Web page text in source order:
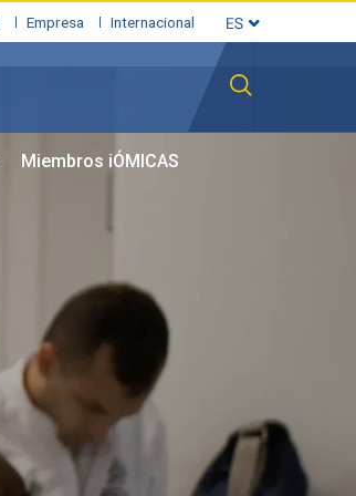
Empresa Internacional
Miembros iÓMICAS